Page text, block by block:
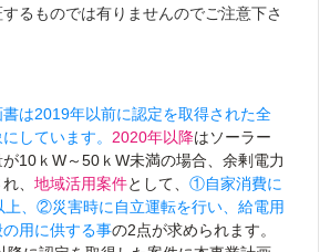
するものでは有りませんのでご注意下さ
書は2019年以前に認定を取得された全
しています。 2020年以降はソーラー
10ｋW～50ｋW未満の場合、余剰電力
、 地域活用案件として、 ①自家消費に
上、②災害時に自立運転を行い、給電用
用に供する事の2点が求められます。